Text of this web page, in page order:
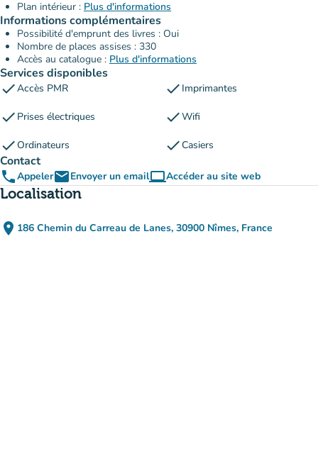
Plan intérieur : Plus d'informations
Informations complémentaires
Possibilité d'emprunt des livres : Oui
Nombre de places assises : 330
Accès au catalogue : Plus d'informations
Services disponibles
checkAccès PMR check Imprimantes
check Prises électriques checkWifi
checkOrdinateurs checkCasiers
Contact
phoneAppeleremailEnvoyer un emailcomputerAccéder au site web
(nouvel onglet)
Localisation
place 186 Chemin du Carreau de Lanes, 30900 Nîmes, France
(ouvrir dans Google Maps)
(nouvel onglet)